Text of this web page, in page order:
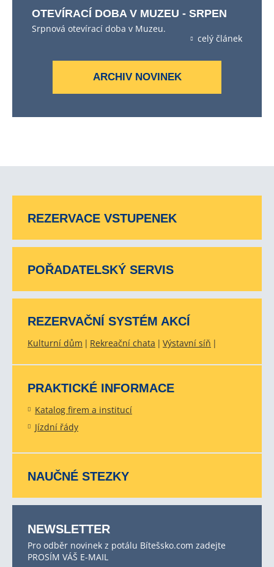
OTEVÍRACÍ DOBA V MUZEU - SRPEN
Srpnová otevírací doba v Muzeu.
celý článek
ARCHIV NOVINEK
REZERVACE VSTUPENEK
POŘADATELSKÝ SERVIS
REZERVAČNÍ SYSTÉM AKCÍ
Kulturní dům Rekreační chata Výstavní síň
PRAKTICKÉ INFORMACE
Katalog firem a institucí
Jízdní řády
NAUČNÉ STEZKY
NEWSLETTER
Pro odběr novinek z potálu Bítešsko.com zadejte
PROSÍM VÁŠ E-MAIL